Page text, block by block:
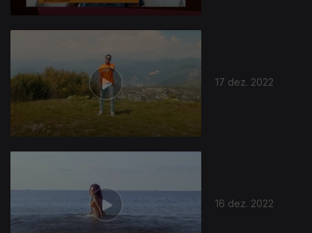
17 dez. 2022
16 dez. 2022